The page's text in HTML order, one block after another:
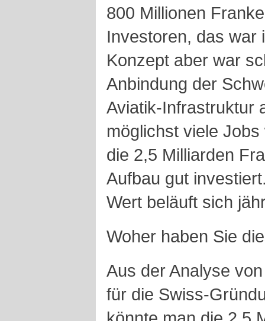
800 Millionen
Investoren, das war
Konzept aber war
Anbindung der
Aviatik-Infrastruktur
möglichst viele
die 2,5 Milliarden
Aufbau gut
Wert beläuft sich
Woher haben Sie
Aus der Analyse
für die Swiss-